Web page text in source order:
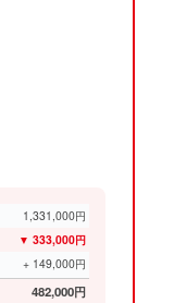
1,331,000円
▼ 333,000円
+ 149,000円
482,000円